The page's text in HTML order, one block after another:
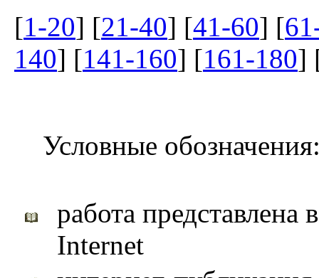
[1-20] [21-40] [41-60] [
140] [141-160] [161-180]
Условные
работа представлена
Internet